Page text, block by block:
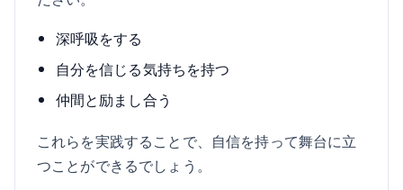
深呼吸をする
自分を信じる気持ちを持つ
仲間と励まし合う
これらを実践することで、自信を持って舞台に立
つことができるでしょう。